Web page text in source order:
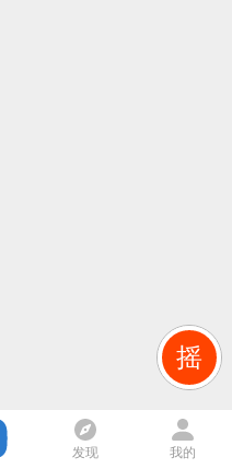
摇
发现 我的